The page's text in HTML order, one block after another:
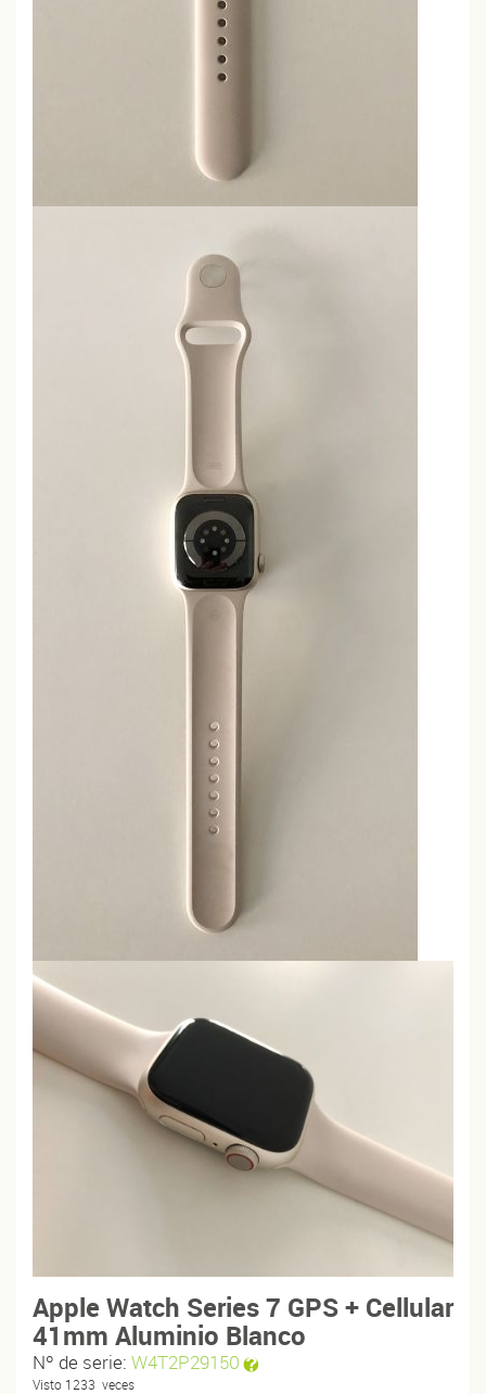
Apple Watch Series 7 GPS + Cellular
41mm Aluminio Blanco
Nº de serie: W4T2P29150
Visto 1233 veces